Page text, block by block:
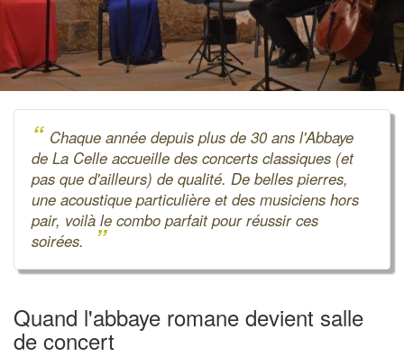
“ Chaque année depuis plus de 30 ans l'Abbaye
de La Celle accueille des concerts classiques (et
pas que d'ailleurs) de qualité. De belles pierres,
une acoustique particulière et des musiciens hors
pair, voilà le combo parfait pour réussir ces
soirées.
”
Quand l'abbaye romane devient salle
de concert